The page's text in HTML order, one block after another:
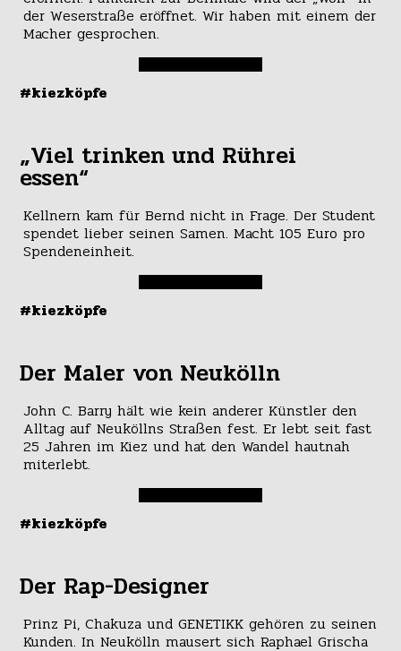
der Weserstraße eröffnet. Wir haben mit einem der
Macher gesprochen.
#kiezköpfe
„Viel trinken und Rührei
essen“
Kellnern kam für Bernd nicht in Frage. Der Student
spendet lieber seinen Samen. Macht 105 Euro pro
Spendeneinheit.
#kiezköpfe
Der Maler von Neukölln
John C. Barry hält wie kein anderer Künstler den
Alltag auf Neuköllns Straßen fest. Er lebt seit fast
25 Jahren im Kiez und hat den Wandel hautnah
miterlebt.
#kiezköpfe
Der Rap-Designer
Prinz Pi, Chakuza und GENETIKK gehören zu seinen
Kunden. In Neukölln mausert sich Raphael Grischa